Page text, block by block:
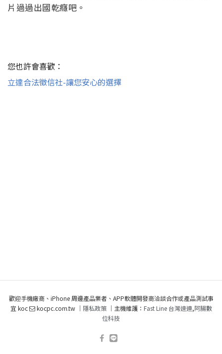
片過過出國乾癮吧。
您也許會喜歡：
立達合法徵信社-讓您安心的選擇
歡迎手機廠商、iPhone 周邊產品業者、APP軟體開發商洽談合作或產品測試事
宜 koc
kocpc.com.tw ｜ 隱私政策｜主機維護： Fast Line 台灣速連,阿腸數
位科技